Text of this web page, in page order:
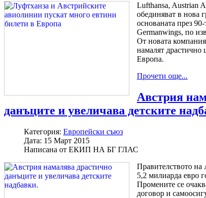
Lufthansa, Austrian
обединяват в нова
основаната през
Germanwings, по
От новата
намалят драстично
Европа.
Прочети още...
Австрия
данъците и увеличава детските
Категория: Европейски съюз
Дата: 15 Март 2015
Написана от ЕКИП НА БГ ГЛАС
Правителството на
5,2 милиарда евро
Промените се
договор и